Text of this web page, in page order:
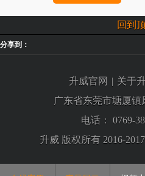
回到
分享到：
升威官网 | 关于
广东省东莞市塘厦镇
电话： 0769-
升威 版权所有 2016-2017